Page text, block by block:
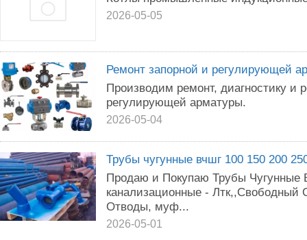
2026-05-05
Ремонт запорной и регулирующей
Производим ремонт, диагностику и
регулирующей арматуры.
2026-05-04
Трубы чугунные вчшг 100 150 200
Продаю и Покупаю Трубы Чугунные
канализационные - Лтк,,Свободный
Отводы, муф...
2026-05-01